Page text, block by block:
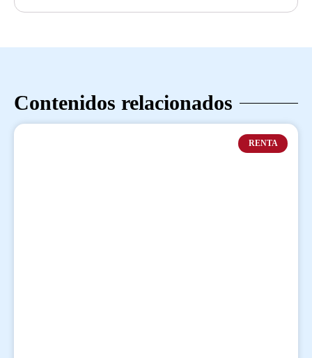
Contenidos relacionados
RENTA